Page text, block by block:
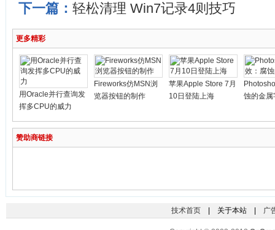
下一篇： 轻松清理 Win7记录4则技巧
更多精彩
用Oracle并行查询发
挥多CPU的威力
Fireworks仿MSN浏
览器按钮的制作
苹果Apple Store 7月
10日登陆上海
蚀的金属
赞助商链接
技术首页| 关于本站 | 广